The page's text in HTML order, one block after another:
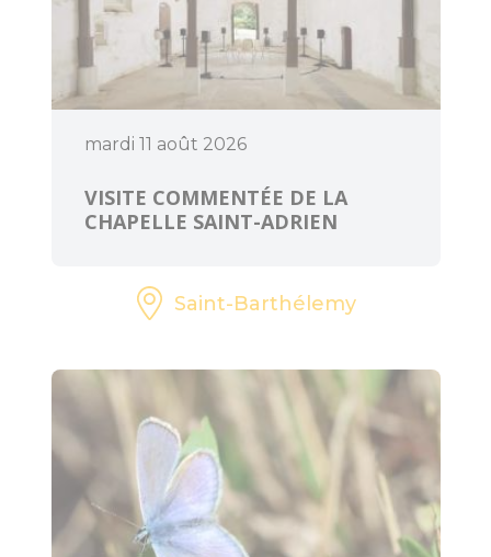
mardi 11 août 2026
VISITE COMMENTÉE DE LA
CHAPELLE SAINT-ADRIEN
Saint-Barthélemy